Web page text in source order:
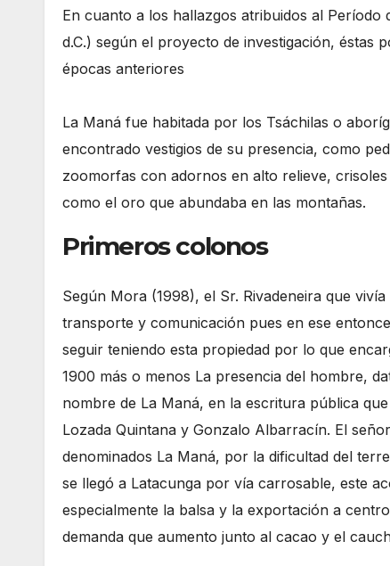
En cuanto a los hallazgos atribuidos al
d.C.) según el proyecto de investigación, éstas
épocas anteriores
La Maná fue habitada por los Tsáchilas o
encontrado vestigios de su presencia, como
zoomorfas con adornos en alto relieve,
como el oro que abundaba en las montañas.
Primeros colonos
Según Mora (1998), el Sr. Rivadeneira que
transporte y comunicación pues en ese
seguir teniendo esta propiedad por lo que
1900 más o menos La presencia del hombre,
nombre de La Maná, en la escritura pública
Lozada Quintana y Gonzalo Albarracín. El
denominados La Maná, por la dificultad del
se llegó a Latacunga por vía carrosable, este
especialmente la balsa y la exportación a
demanda que aumento junto al cacao y el